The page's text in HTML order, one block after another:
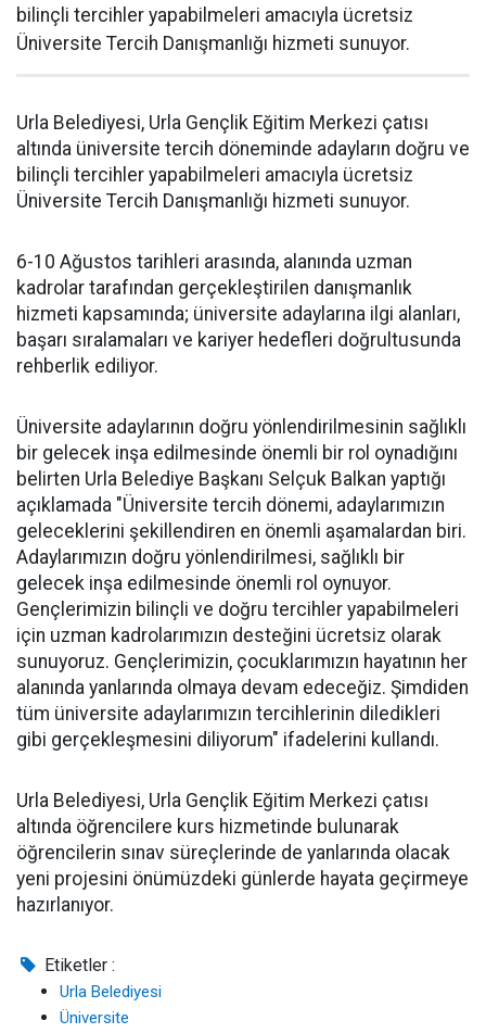
bilinçli tercihler yapabilmeleri amacıyla ücretsiz
Üniversite Tercih Danışmanlığı hizmeti sunuyor.
Urla Belediyesi, Urla Gençlik Eğitim Merkezi çatısı
altında üniversite tercih döneminde adayların doğru ve
bilinçli tercihler yapabilmeleri amacıyla ücretsiz
Üniversite Tercih Danışmanlığı hizmeti sunuyor.
6-10 Ağustos tarihleri arasında, alanında uzman
kadrolar tarafından gerçekleştirilen danışmanlık
hizmeti kapsamında; üniversite adaylarına ilgi alanları,
başarı sıralamaları ve kariyer hedefleri doğrultusunda
rehberlik ediliyor.
Üniversite adaylarının doğru yönlendirilmesinin sağlıklı
bir gelecek inşa edilmesinde önemli bir rol oynadığını
belirten Urla Belediye Başkanı Selçuk Balkan yaptığı
açıklamada "Üniversite tercih dönemi, adaylarımızın
geleceklerini şekillendiren en önemli aşamalardan biri.
Adaylarımızın doğru yönlendirilmesi, sağlıklı bir
gelecek inşa edilmesinde önemli rol oynuyor.
Gençlerimizin bilinçli ve doğru tercihler yapabilmeleri
için uzman kadrolarımızın desteğini ücretsiz olarak
sunuyoruz. Gençlerimizin, çocuklarımızın hayatının her
alanında yanlarında olmaya devam edeceğiz. Şimdiden
tüm üniversite adaylarımızın tercihlerinin diledikleri
gibi gerçekleşmesini diliyorum" ifadelerini kullandı.
Urla Belediyesi, Urla Gençlik Eğitim Merkezi çatısı
altında öğrencilere kurs hizmetinde bulunarak
öğrencilerin sınav süreçlerinde de yanlarında olacak
yeni projesini önümüzdeki günlerde hayata geçirmeye
hazırlanıyor.
Etiketler :
Urla Belediyesi
Üniversite